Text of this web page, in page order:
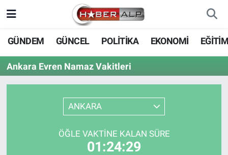
GÜNDEM GÜNCEL POLİTİKA EKONOMİ
Ankara Evren Namaz Vakitleri
ANKARA
ÖĞLE VAKTINE KALAN SÜRE
01:24:29
Nöbetçi Eczaneler
Hava Durumu
Süper Lig Puan Durumu ve Fikstür